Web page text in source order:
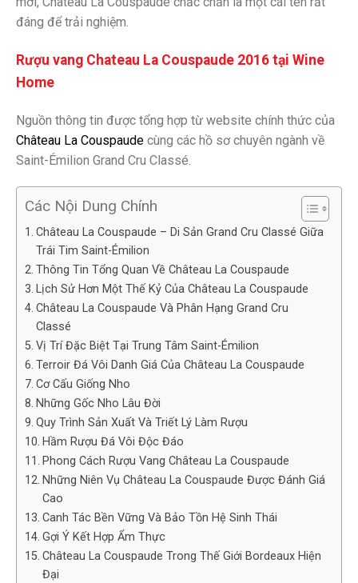
đáng để trải nghiệm.
Rượu vang Chateau La Couspaude 2016 tại Wine
Home
Nguồn thông tin được tổng hợp từ website chính thức của
Château La Couspaude cùng các hồ sơ chuyên ngành về
Saint-Émilion Grand Cru Classé.
Các Nội Dung Chính
Château La Couspaude – Di Sản Grand Cru Classé Giữa
Trái Tim Saint-Émilion
Thông Tin Tổng Quan Về Château La Couspaude
Lịch Sử Hơn Một Thế Kỷ Của Château La Couspaude
Château La Couspaude Và Phân Hạng Grand Cru
Classé
Vị Trí Đặc Biệt Tại Trung Tâm Saint-Émilion
Terroir Đá Vôi Danh Giá Của Château La Couspaude
Cơ Cấu Giống Nho
Những Gốc Nho Lâu Đời
Quy Trình Sản Xuất Và Triết Lý Làm Rượu
Hầm Rượu Đá Vôi Độc Đáo
Phong Cách Rượu Vang Château La Couspaude
Những Niên Vụ Château La Couspaude Được Đánh Giá
Cao
Canh Tác Bền Vững Và Bảo Tồn Hệ Sinh Thái
Gợi Ý Kết Hợp Ẩm Thực
Château La Couspaude Trong Thế Giới Bordeaux Hiện
Đại